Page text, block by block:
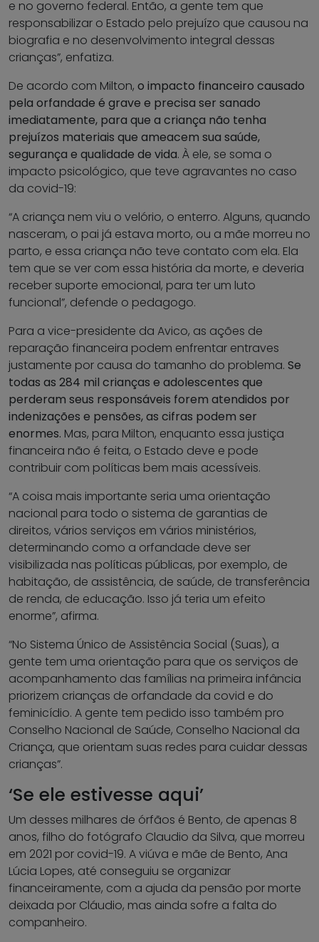
e no governo federal. Então, a gente tem que
responsabilizar o Estado pelo prejuízo que causou na
biografia e no desenvolvimento integral dessas
crianças”, enfatiza.
De acordo com Milton, o impacto financeiro causado
pela orfandade é grave e precisa ser sanado
imediatamente, para que a criança não tenha
prejuízos materiais que ameacem sua saúde,
segurança e qualidade de vida. À ele, se soma o
impacto psicológico, que teve agravantes no caso
da covid-19:
“A criança nem viu o velório, o enterro. Alguns, quando
nasceram, o pai já estava morto, ou a mãe morreu no
parto, e essa criança não teve contato com ela. Ela
tem que se ver com essa história da morte, e deveria
receber suporte emocional, para ter um luto
funcional”, defende o pedagogo.
Para a vice-presidente da Avico, as ações de
reparação financeira podem enfrentar entraves
justamente por causa do tamanho do problema. Se
todas as 284 mil crianças e adolescentes que
perderam seus responsáveis forem atendidos por
indenizações e pensões, as cifras podem ser
enormes. Mas, para Milton, enquanto essa justiça
financeira não é feita, o Estado deve e pode
contribuir com políticas bem mais acessíveis.
“A coisa mais importante seria uma orientação
nacional para todo o sistema de garantias de
direitos, vários serviços em vários ministérios,
determinando como a orfandade deve ser
visibilizada nas políticas públicas, por exemplo, de
habitação, de assistência, de saúde, de transferência
de renda, de educação. Isso já teria um efeito
enorme”, afirma.
“No Sistema Único de Assistência Social (Suas), a
gente tem uma orientação para que os serviços de
acompanhamento das famílias na primeira infância
priorizem crianças de orfandade da covid e do
feminicídio. A gente tem pedido isso também pro
Conselho Nacional de Saúde, Conselho Nacional da
Criança, que orientam suas redes para cuidar dessas
crianças”.
‘Se ele estivesse aqui’
Um desses milhares de órfãos é Bento, de apenas 8
anos, filho do fotógrafo Claudio da Silva, que morreu
em 2021 por covid-19. A viúva e mãe de Bento, Ana
Lúcia Lopes, até conseguiu se organizar
financeiramente, com a ajuda da pensão por morte
deixada por Cláudio, mas ainda sofre a falta do
companheiro.